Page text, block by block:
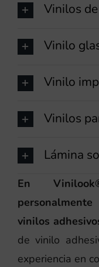
Vinilos
Vinilo
Vinilo
Vinilos
Lámina
En
vinilos
de vinilo
experiencia en